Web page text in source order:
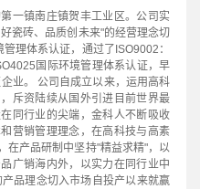
一镇南庄镇贺丰工业区。公司实
瓷砖、品质创未来"的经营理念切
理体系认证，通过了ISO9002：
国际环境管理体系认证，早
业。 公司自成立以来，运用高科
斥资陆续从国外引进目前世界最
同行业的尖端，金科人不断吸收
营销管理理念，在高科技与高素
在产品研制中坚持"精益求精"，以
广销海内外，以实力在同行业中
品理念切入市场自投产以来就赢